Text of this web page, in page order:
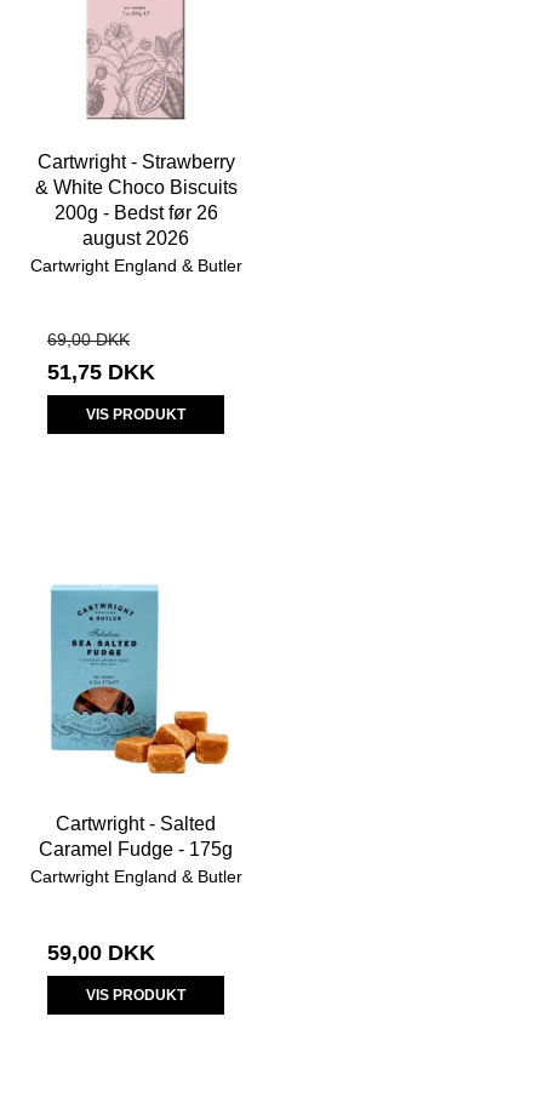
Cartwright - Strawberry
& White Choco Biscuits
200g - Bedst før 26
august 2026
Cartwright England & Butler
69,00 DKK
51,75 DKK
VIS PRODUKT
Cartwright - Salted
Caramel Fudge - 175g
Cartwright England & Butler
59,00 DKK
VIS PRODUKT